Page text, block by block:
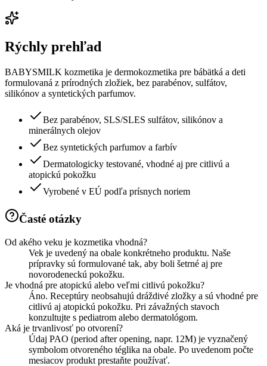
Rýchly prehľad
BABYSMILK kozmetika je dermokozmetika pre bábätká a deti
formulovaná z prírodných zložiek, bez parabénov, sulfátov,
silikónov a syntetických parfumov.
Bez parabénov, SLS/SLES sulfátov, silikónov a
minerálnych olejov
Bez syntetických parfumov a farbív
Dermatologicky testované, vhodné aj pre citlivú a
atopickú pokožku
Vyrobené v EÚ podľa prísnych noriem
Časté otázky
Od akého veku je kozmetika vhodná?
Vek je uvedený na obale konkrétneho produktu. Naše
prípravky sú formulované tak, aby boli šetrné aj pre
novorodeneckú pokožku.
Je vhodná pre atopickú alebo veľmi citlivú pokožku?
Áno. Receptúry neobsahujú dráždivé zložky a sú vhodné pre
citlivú aj atopickú pokožku. Pri závažných stavoch
konzultujte s pediatrom alebo dermatológom.
Aká je trvanlivosť po otvorení?
Údaj PAO (period after opening, napr. 12M) je vyznačený
symbolom otvoreného téglika na obale. Po uvedenom počte
mesiacov produkt prestaňte používať.